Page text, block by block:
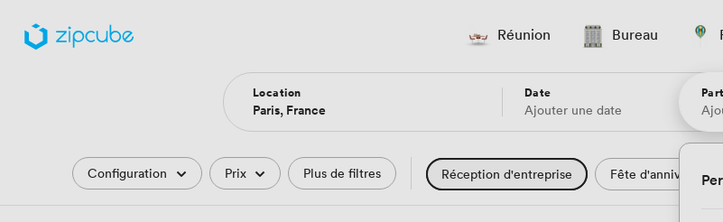
Réunion Bureau
Location
Date
Ajouter une date
Filtres
Configuration Prix Plus de filtres Réception d'entreprise Fête d'anniversaire